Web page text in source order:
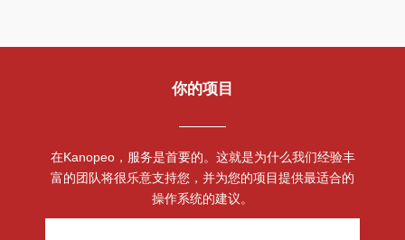
你的项目
在Kanopeo，服务是首要的。这就是为什么我们经验丰
富的团队将很乐意支持您，并为您的项目提供最适合的
操作系统的建议。